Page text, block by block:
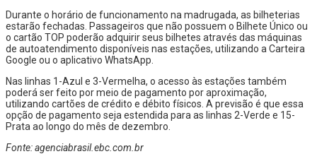
Durante o horário de funcionamento na madrugada, as bilheterias
estarão fechadas. Passageiros que não possuem o Bilhete Único ou
o cartão TOP poderão adquirir seus bilhetes através das máquinas
de autoatendimento disponíveis nas estações, utilizando a Carteira
Google ou o aplicativo WhatsApp.
Nas linhas 1-Azul e 3-Vermelha, o acesso às estações também
poderá ser feito por meio de pagamento por aproximação,
utilizando cartões de crédito e débito físicos. A previsão é que essa
opção de pagamento seja estendida para as linhas 2-Verde e 15-
Prata ao longo do mês de dezembro.
Fonte: agenciabrasil.ebc.com.br